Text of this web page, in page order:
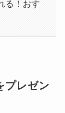
る！おす
プレゼン